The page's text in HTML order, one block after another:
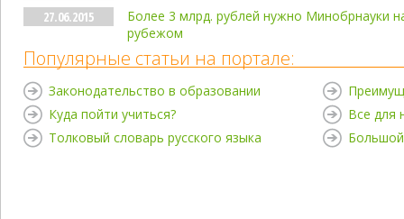
27.06.2015
Более 3 млрд. рублей нужно Минобрнауки
рубежом
Популярные статьи на портале:
Законодательство в образовании
Куда пойти учиться?
Толковый словарь русского языка
Все для
Большой